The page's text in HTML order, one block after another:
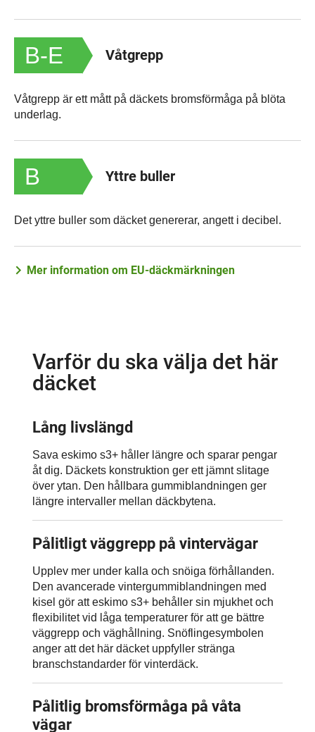
B-E Våtgrepp
Våtgrepp är ett mått på däckets bromsförmåga på blöta
underlag.
B Yttre buller
Det yttre buller som däcket genererar, angett i decibel.
Mer information om EU-däckmärkningen
Varför du ska välja det här
däcket
Lång livslängd
Sava eskimo s3+ håller längre och sparar pengar
åt dig. Däckets konstruktion ger ett jämnt slitage
över ytan. Den hållbara gummiblandningen ger
längre intervaller mellan däckbytena.
Pålitligt väggrepp på vintervägar
Upplev mer under kalla och snöiga förhållanden.
Den avancerade vintergummiblandningen med
kisel gör att eskimo s3+ behåller sin mjukhet och
flexibilitet vid låga temperaturer för att ge bättre
väggrepp och väghållning. Snöflingesymbolen
anger att det här däcket uppfyller stränga
branschstandarder för vinterdäck.
Pålitlig bromsförmåga på våta
vägar